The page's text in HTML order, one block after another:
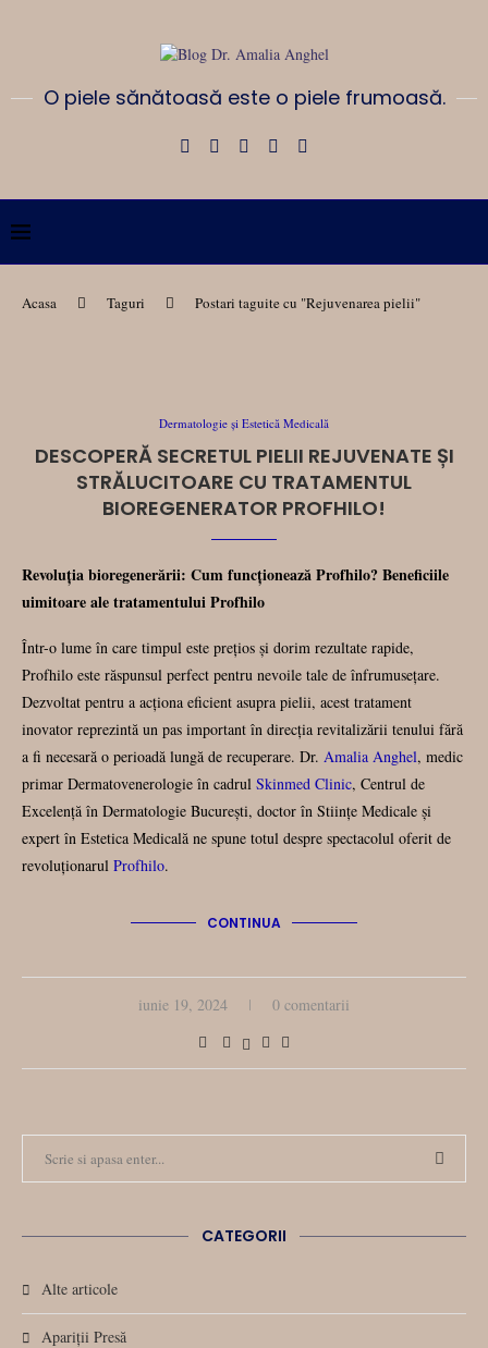
O piele sănătoasă este o piele frumoasă.
Acasa Taguri Postari taguite cu "Rejuvenarea pielii"
Dermatologie și Estetică Medicală
DESCOPERĂ SECRETUL PIELII REJUVENATE ȘI
STRĂLUCITOARE CU TRATAMENTUL
BIOREGENERATOR PROFHILO!
Revoluția bioregenerării: Cum funcționează Profhilo? Beneficiile
uimitoare ale tratamentului Profhilo
Într-o lume în care timpul este prețios și dorim rezultate rapide,
Profhilo este răspunsul perfect pentru nevoile tale de înfrumusețare.
Dezvoltat pentru a acționa eficient asupra pielii, acest tratament
inovator reprezintă un pas important în direcția revitalizării tenului fără
a fi necesară o perioadă lungă de recuperare. Dr. Amalia Anghel, medic
primar Dermatovenerologie în cadrul Skinmed Clinic, Centrul de
Excelență în Dermatologie București, doctor în Stiințe Medicale și
expert în Estetica Medicală ne spune totul despre spectacolul oferit de
revoluționarul Profhilo.
CONTINUA
iunie 19, 2024 0 comentarii
CATEGORII
Alte articole
Apariții Presă